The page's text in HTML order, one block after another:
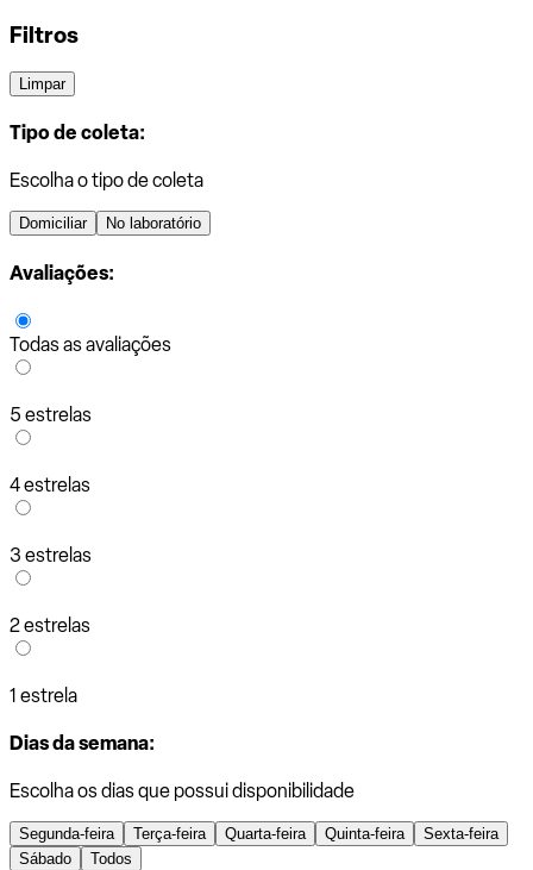
Filtros
Limpar
Tipo de coleta:
Escolha o tipo de coleta
Domiciliar No laboratório
Avaliações:
Todas as avaliações
5 estrelas
4 estrelas
3 estrelas
2 estrelas
1 estrela
Dias da semana:
Escolha os dias que possui disponibilidade
Segunda-feira Terça-feira Quarta-feira Quinta-feira
Sexta-feira
Sábado
Todos